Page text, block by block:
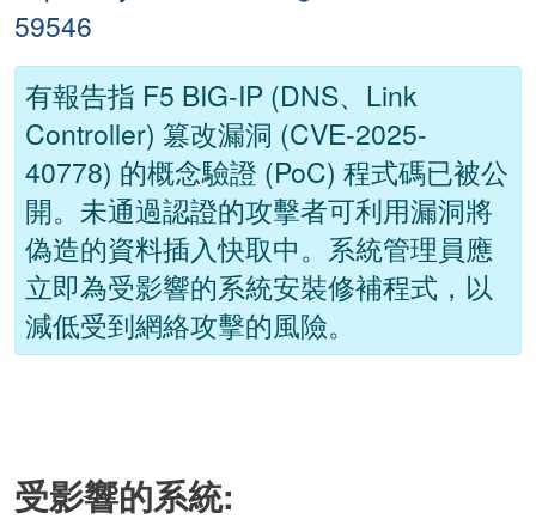
59546
有報告指 F5 BIG-IP (DNS、Link
Controller) 篡改漏洞 (CVE-2025-
40778) 的概念驗證 (PoC) 程式碼已被公
開。未通過認證的攻擊者可利用漏洞將
偽造的資料插入快取中。系統管理員應
立即為受影響的系統安裝修補程式，以
減低受到網絡攻擊的風險。
受影響的系統: